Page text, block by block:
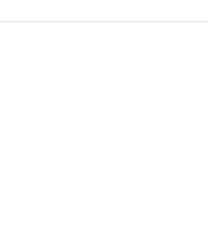
performance comfort